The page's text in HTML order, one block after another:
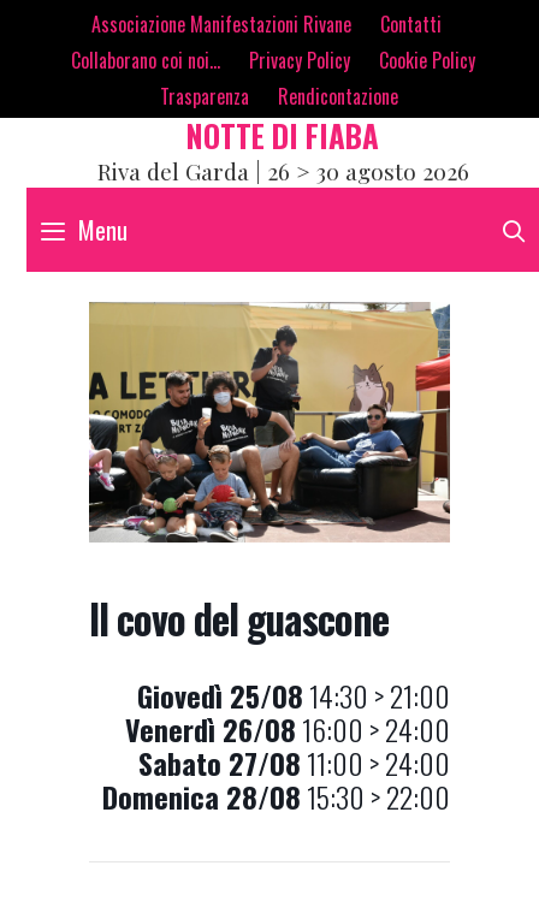
contenutoAssociazione Manifestazioni Rivane
Contatti
Collaborano coi noi…
Privacy Policy
Cookie Policy
Trasparenza
Rendicontazione
NOTTE DI FIABA
Riva del Garda | 26 > 30 agosto 2026
Menu
Il covo del guascone
Giovedì 25/0814:30 > 21:00
Venerdì 26/0816:00 > 24:00
Sabato 27/0811:00 > 24:00
Domenica 28/0815:30 > 22:00